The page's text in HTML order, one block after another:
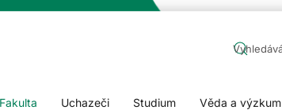
Fakulta Uchazeči Studium Věda a výzkum